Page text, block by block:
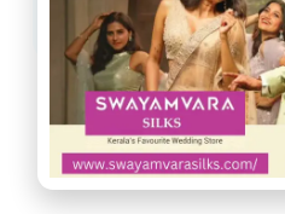
അരുവിക്കര ചുറ്റുവട്ടം